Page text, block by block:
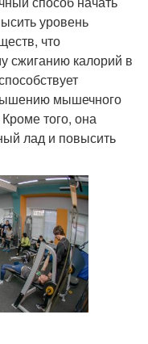
уровень
что
сжиганию калорий в
мышечного
того, она
лад и повысить